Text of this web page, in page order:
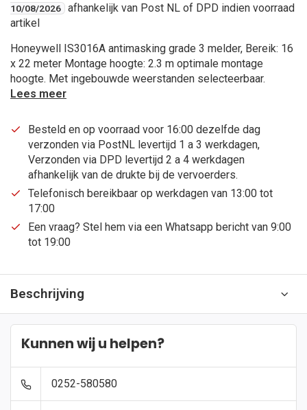
10/08/2026
afhankelijk van Post NL of DPD indien voorraad
artikel
Honeywell IS3016A antimasking grade 3 melder, Bereik: 16
x 22 meter Montage hoogte: 2.3 m optimale montage
hoogte. Met ingebouwde weerstanden selecteerbaar.
Lees meer
Besteld en op voorraad voor 16:00 dezelfde dag
verzonden via PostNL levertijd 1 a 3 werkdagen,
Verzonden via DPD levertijd 2 a 4 werkdagen
afhankelijk van de drukte bij de vervoerders.
Telefonisch bereikbaar op werkdagen van 13:00 tot
17:00
Een vraag? Stel hem via een Whatsapp bericht van 9:00
tot 19:00
Beschrijving
Kunnen wij u helpen?
0252-580580